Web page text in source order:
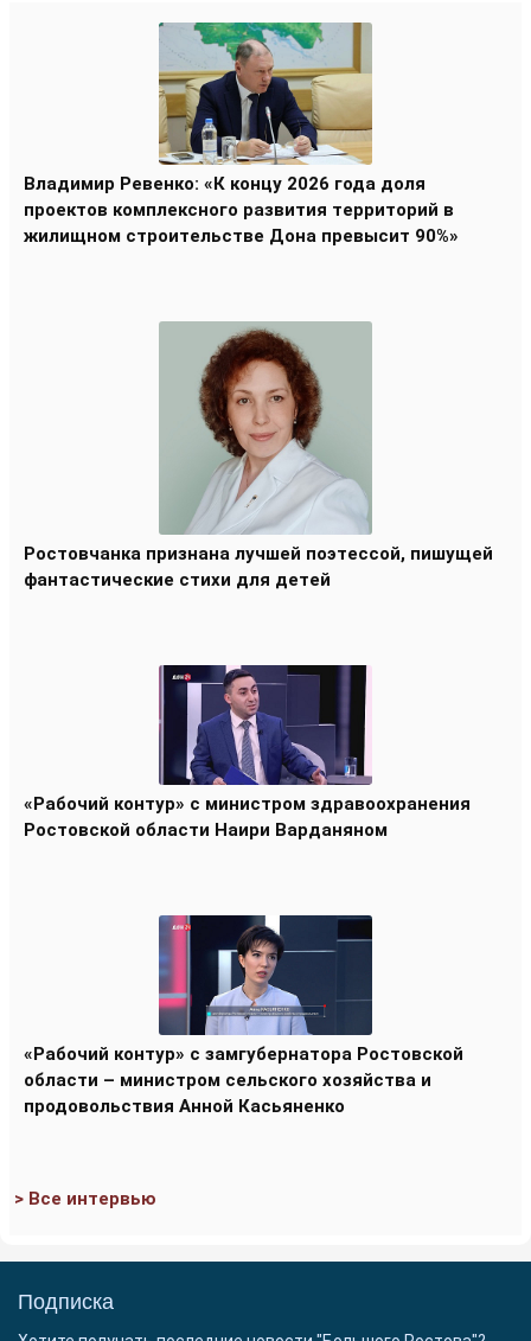
Владимир Ревенко: «К концу 2026 года доля
проектов комплексного развития территорий в
жилищном строительстве Дона превысит 90%»
Ростовчанка признана лучшей поэтессой, пишущей
фантастические стихи для детей
«Рабочий контур» с министром здравоохранения
Ростовской области Наири Варданяном
«Рабочий контур» с замгубернатора Ростовской
области – министром сельского хозяйства и
продовольствия Анной Касьяненко
> Все интервью
Подписка